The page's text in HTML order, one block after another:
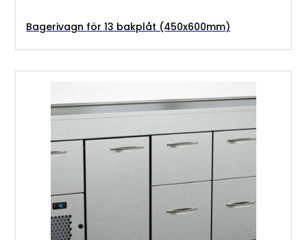
Bagerivagn för 13 bakplåt (450x600mm)